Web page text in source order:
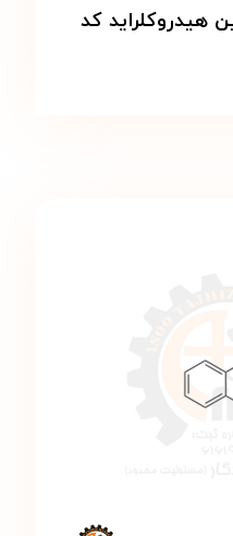
هیدروکلراید کد